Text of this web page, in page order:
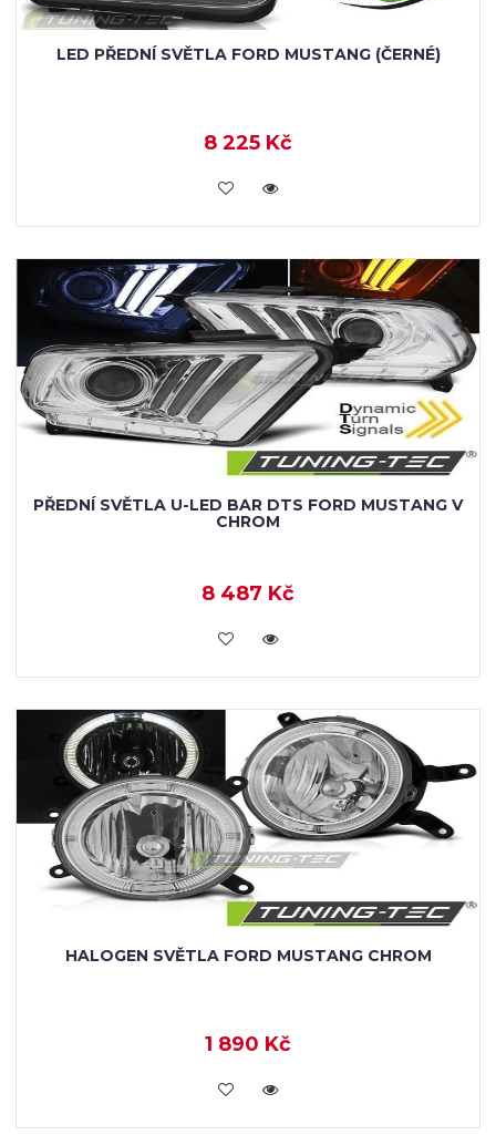
LED PŘEDNÍ SVĚTLA FORD MUSTANG (ČERNÉ)
8 225 Kč
KOUPIT
PŘEDNÍ SVĚTLA U-LED BAR DTS FORD MUSTANG V
CHROM
8 487 Kč
KOUPIT
HALOGEN SVĚTLA FORD MUSTANG CHROM
1 890 Kč
KOUPIT